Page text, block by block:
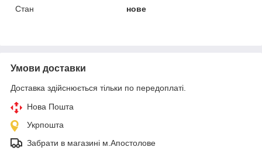
Стан
нове
Умови доставки
Доставка здійснюється тільки по передоплаті.
Нова Пошта
Укрпошта
Забрати в магазині м.Апостолове